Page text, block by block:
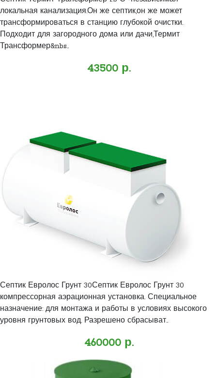
локальная канализация.Он же септик,он же может
трансформироваться в станцию глубокой очистки.
Подходит для загородного дома или дачи,Термит
Трансформер&nbs..
43500 р.
Септик Евролос Грунт 30Септик Евролос Грунт 30
компрессорная аэрационная установка. Специальное
назначение: для монтажа и работы в условиях высокого
уровня грунтовых вод. Разрешено сбрасыват..
460000 р.